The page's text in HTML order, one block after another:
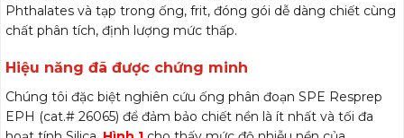
Phthalates và tạp trong ống, frit, đóng gói dễ dàng chiết cùng
chất phân tích, định lượng mức thấp.
Hiệu năng đã được chứng minh
Chúng tôi đặc biệt nghiên cứu ống phân đoạn SPE Resprep
EPH (cat.# 26065) để đảm bảo chiết nền là ít nhất và tối đa